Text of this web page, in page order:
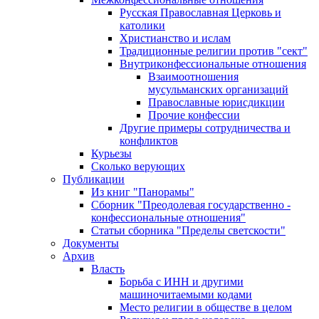
Русская Православная Церковь и
католики
Христианство и ислам
Традиционные религии против "сект"
Внутриконфессиональные отношения
Взаимоотношения
мусульманских организаций
Православные юрисдикции
Прочие конфессии
Другие примеры сотрудничества и
конфликтов
Курьезы
Сколько верующих
Публикации
Из книг "Панорамы"
Сборник "Преодолевая государственно -
конфессиональные отношения"
Статьи сборника "Пределы светскости"
Документы
Архив
Власть
Борьба с ИНН и другими
машиночитаемыми кодами
Место религии в обществе в целом